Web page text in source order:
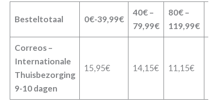
Besteltotaal 0€-39,99€
40€ –
79,99€
80€ –
119,99€
Correos –
Internationale
Thuisbezorging
9-10 dagen
15,95€ 14,15€ 11,15€